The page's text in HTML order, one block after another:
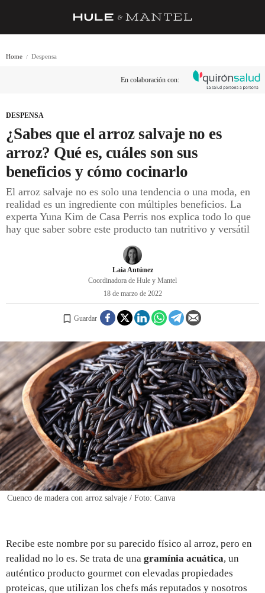
BARRAS Y ESTRELLAS
DÓNDE COMER
ÍDOLOS DE MESAS
TRADICIÓN
MENÚ DEL DÍA
REGISTRO
INICIAR SESIÓN
Home Despensa
En colaboración con:
DESPENSA
¿Sabes que el arroz salvaje no es
arroz? Qué es, cuáles son sus
beneficios y cómo cocinarlo
El arroz salvaje no es solo una tendencia o una moda, en
realidad es un ingrediente con múltiples beneficios. La
experta Yuna Kim de Casa Perris nos explica todo lo que
hay que saber sobre este producto tan nutritivo y versátil
Laia Antúnez
Coordinadora de Hule y Mantel
18 de marzo de 2022
Guardar
Cuenco de madera con arroz salvaje / Foto: Canva
Recibe este nombre por su parecido físico al arroz, pero en
realidad no lo es. Se trata de una gramínia acuática, un
auténtico producto gourmet con elevadas propiedades
proteicas, que utilizan los chefs más reputados y nosotros